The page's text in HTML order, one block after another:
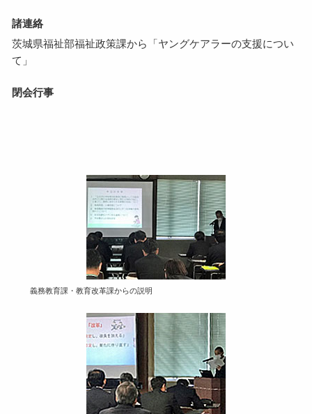
諸連絡
茨城県福祉部福祉政策課から「ヤングケアラーの支援につい
て」
閉会行事
義務教育課・教育改革課からの説明